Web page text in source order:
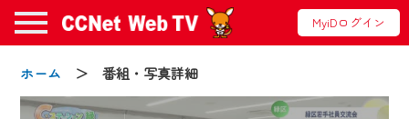
MyiDログイン
ホーム ＞ 番組・写真詳細